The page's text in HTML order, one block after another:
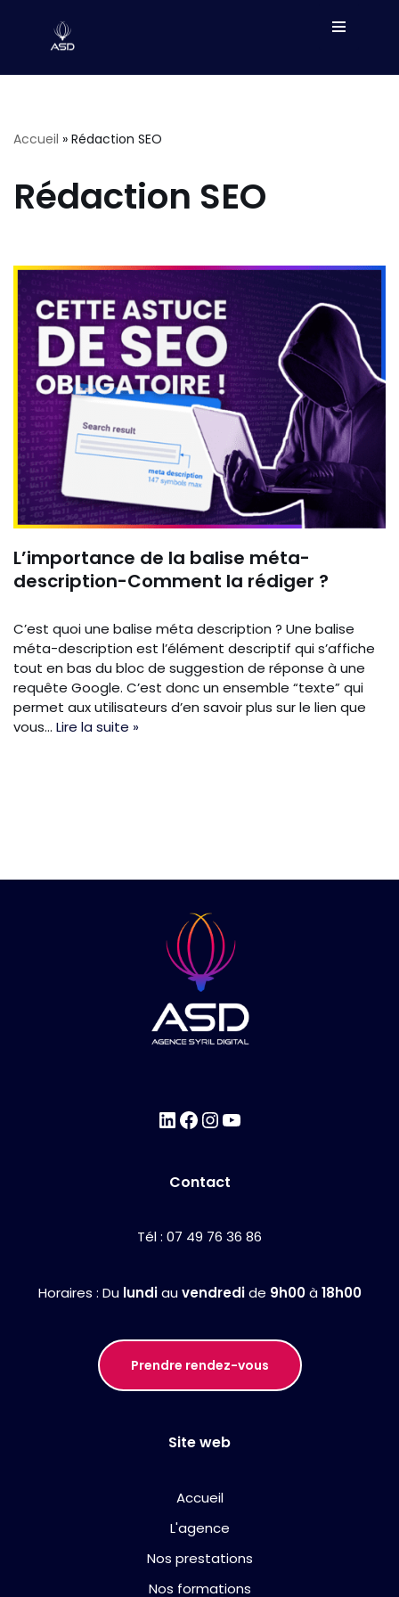
Accueil » Rédaction SEO
Rédaction SEO
L’importance de la balise méta-
description-Comment la rédiger ?
C’est quoi une balise méta description ? Une balise
méta-description est l’élément descriptif qui s’affiche
tout en bas du bloc de suggestion de réponse à une
requête Google. C’est donc un ensemble “texte” qui
permet aux utilisateurs d’en savoir plus sur le lien que
vous… Lire la suite »
Contact
Tél : 07 49 76 36 86
Horaires : Du lundiau vendredide 9h00à 18h00
Prendre rendez-vous
Site web
Accueil
L'agence
Nos prestations
Nos formations